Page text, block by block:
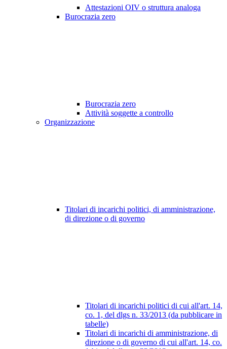
Attestazioni OIV o struttura analoga
Burocrazia zero
Burocrazia zero
Attività soggette a controllo
Organizzazione
Titolari di incarichi politici, di amministrazione,
di direzione o di governo
Titolari di incarichi politici di cui all'art. 14,
co. 1, del dlgs n. 33/2013 (da pubblicare in
tabelle)
Titolari di incarichi di amministrazione, di
direzione o di governo di cui all'art. 14, co.